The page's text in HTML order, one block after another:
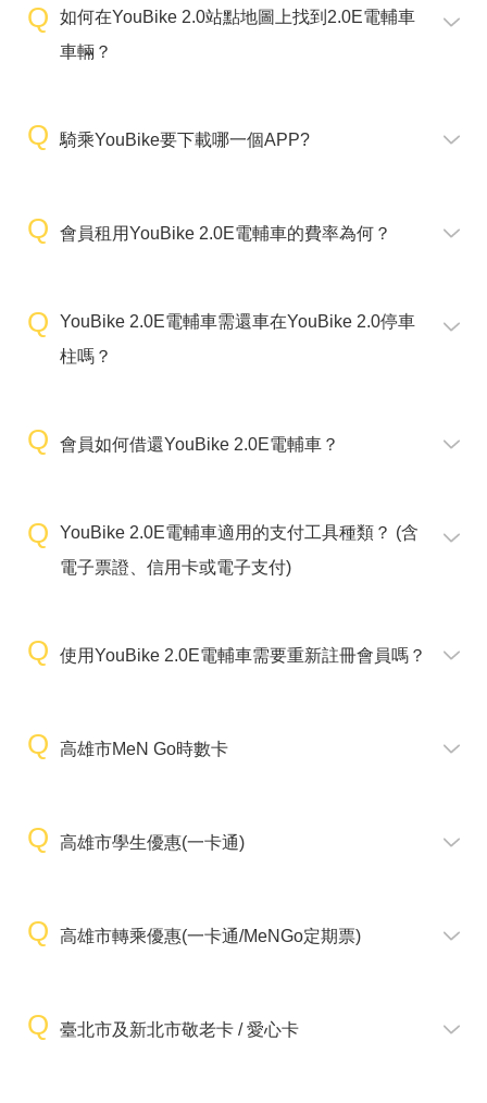
如何在YouBike 2.0站點地圖上找到2.0E電輔車
車輛？
騎乘YouBike要下載哪一個APP?
會員租用YouBike 2.0E電輔車的費率為何？
YouBike 2.0E電輔車需還車在YouBike 2.0停車
柱嗎？
會員如何借還YouBike 2.0E電輔車？
YouBike 2.0E電輔車適用的支付工具種類？ (含
電子票證、信用卡或電子支付)
使用YouBike 2.0E電輔車需要重新註冊會員嗎？
高雄市MeN Go時數卡
高雄市學生優惠(一卡通)
高雄市轉乘優惠(一卡通/MeNGo定期票)
臺北市及新北市敬老卡 / 愛心卡